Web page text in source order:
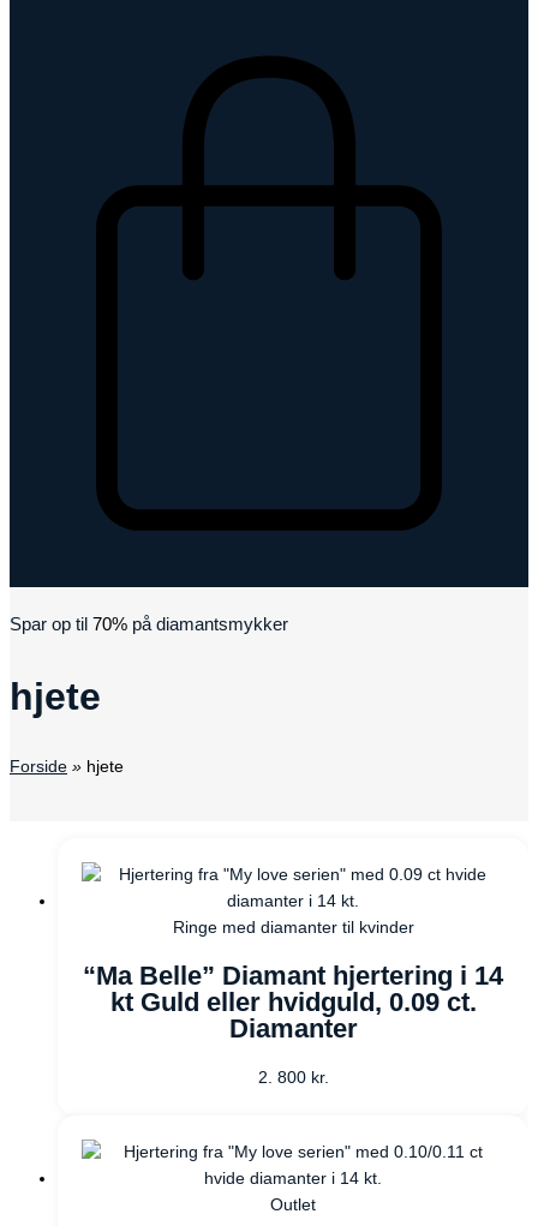
Spar op til 70% på diamantsmykker
hjete
Forside » hjete
Ringe med diamanter til kvinder
“Ma Belle” Diamant hjertering i 14
kt Guld eller hvidguld, 0.09 ct.
Diamanter
2. 800 kr.
Outlet